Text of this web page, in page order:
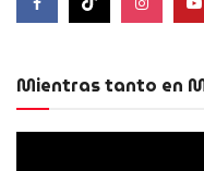
Mientras tanto en